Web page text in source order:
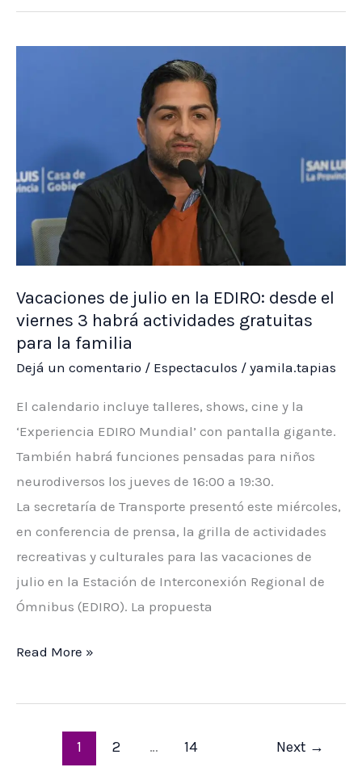
oftalmológicos
Unión
Buena
Esperanza
Vacaciones de julio en la EDIRO: desde el
viernes 3 habrá actividades gratuitas
para la familia
Dejá un comentario / Espectaculos / yamila.tapias
El calendario incluye talleres, shows, cine y la
‘Experiencia EDIRO Mundial’ con pantalla gigante.
También habrá funciones pensadas para niños
neurodiversos los jueves de 16:00 a 19:30.
La secretaría de Transporte presentó este miércoles,
en conferencia de prensa, la grilla de actividades
recreativas y culturales para las vacaciones de
julio en la Estación de Interconexión Regional de
Ómnibus (EDIRO). La propuesta
Vacaciones
julio
Read More »
1 2 … 14 Next →